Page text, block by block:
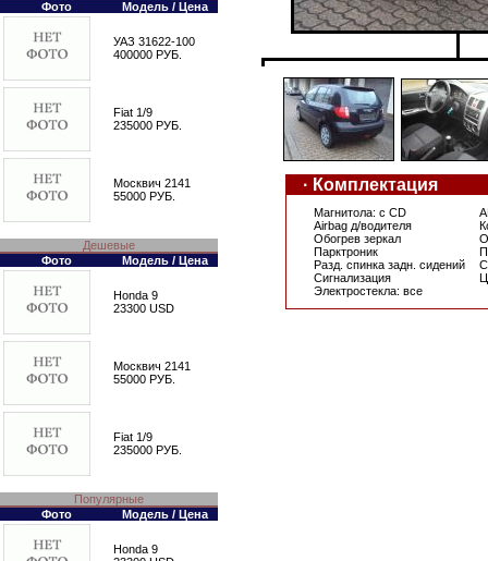
Фото
Модель / Цена
УАЗ 31622-100
400000 РУБ.
Fiat 1/9
235000 РУБ.
Москвич 2141
55000 РУБ.
Дешевые
Фото
Модель / Цена
Honda 9
23300 USD
Москвич 2141
55000 РУБ.
Fiat 1/9
235000 РУБ.
Популярные
Фото
Модель / Цена
Honda 9
· Комплектация
Магнитола: с CD
Airbag д/водителя
Обогрев зеркал
Парктроник
Разд. спинка задн. сидений
Сигнализация
Электростекла: все